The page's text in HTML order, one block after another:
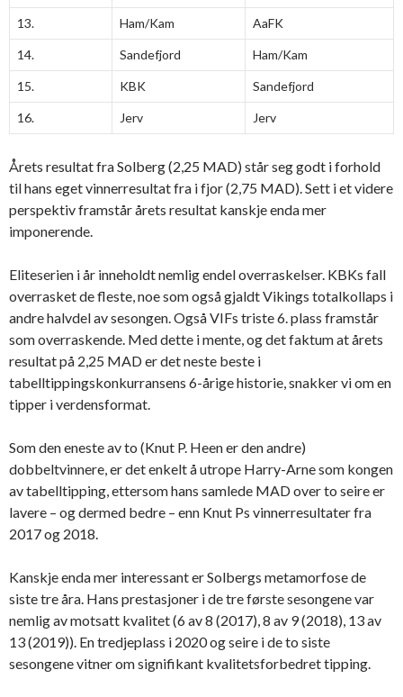
13. Ham/Kam AaFK
14. Sandefjord Ham/Kam
15. KBK Sandefjord
16. Jerv Jerv
Årets resultat fra Solberg (2,25 MAD) står seg godt i forhold
til hans eget vinnerresultat fra i fjor (2,75 MAD). Sett i et videre
perspektiv framstår årets resultat kanskje enda mer
imponerende.
Eliteserien i år inneholdt nemlig endel overraskelser. KBKs fall
overrasket de fleste, noe som også gjaldt Vikings totalkollaps i
andre halvdel av sesongen. Også VIFs triste 6. plass framstår
som overraskende. Med dette i mente, og det faktum at årets
resultat på 2,25 MAD er det neste beste i
tabelltippingskonkurransens 6-årige historie, snakker vi om en
tipper i verdensformat.
Som den eneste av to (Knut P. Heen er den andre)
dobbeltvinnere, er det enkelt å utrope Harry-Arne som kongen
av tabelltipping, ettersom hans samlede MAD over to seire er
lavere – og dermed bedre – enn Knut Ps vinnerresultater fra
2017 og 2018.
Kanskje enda mer interessant er Solbergs metamorfose de
siste tre åra. Hans prestasjoner i de tre første sesongene var
nemlig av motsatt kvalitet (6 av 8 (2017), 8 av 9 (2018), 13 av
13 (2019)). En tredjeplass i 2020 og seire i de to siste
sesongene vitner om signifikant kvalitetsforbedret tipping.